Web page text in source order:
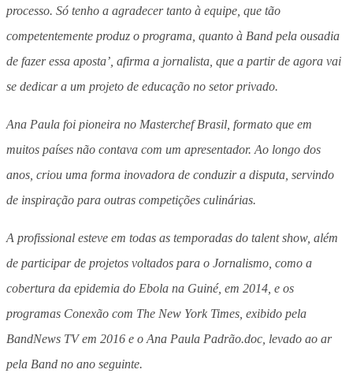
processo. Só tenho a agradecer tanto à equipe, que tão
competentemente produz o programa, quanto à Band pela ousadia
de fazer essa aposta’, afirma a jornalista, que a partir de agora vai
se dedicar a um projeto de educação no setor privado.
Ana Paula foi pioneira no Masterchef Brasil, formato que em
muitos países não contava com um apresentador. Ao longo dos
anos, criou uma forma inovadora de conduzir a disputa, servindo
de inspiração para outras competições culinárias.
A profissional esteve em todas as temporadas do talent show, além
de participar de projetos voltados para o Jornalismo, como a
cobertura da epidemia do Ebola na Guiné, em 2014, e os
programas Conexão com The New York Times, exibido pela
BandNews TV em 2016 e o Ana Paula Padrão.doc, levado ao ar
pela Band no ano seguinte.